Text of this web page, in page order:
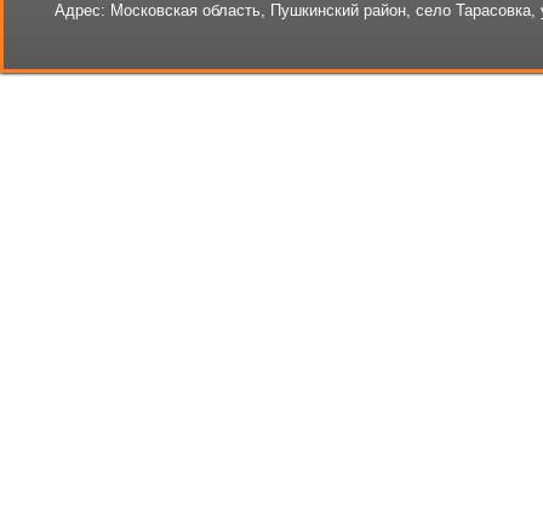
Адрес: Московская область, Пушкинский район, село